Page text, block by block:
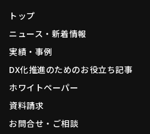
トップ
ニュース・新着情報
実績・事例
DX化推進のためのお役立ち記事
ホワイトペーパー
資料請求
お問合せ・ご相談